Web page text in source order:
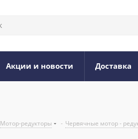
Акции и новости Доставка
Мотор-редукторы - Червячные мотор -